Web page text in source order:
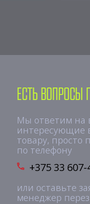
Есть вопросы
Мы ответим на
интересующие
товару, просто
по телефону
+375 33
или оставьте
менеджер